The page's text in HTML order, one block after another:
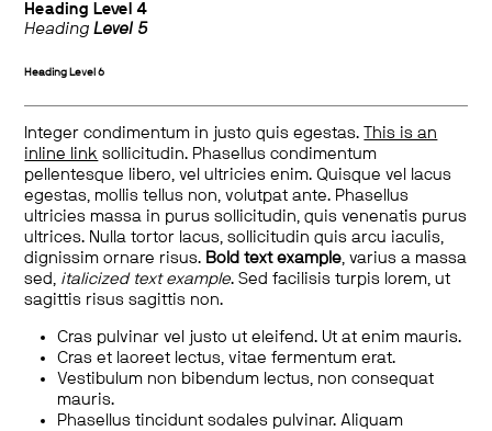
Heading Level 4
HeadingLevel 5
Heading Level 6
Integer condimentum in justo quis egestas.
This is an
inline link sollicitudin. Phasellus condimentum
pellentesque libero, vel ultricies enim. Quisque vel lacus
egestas, mollis tellus non, volutpat ante. Phasellus
ultricies massa in purus sollicitudin, quis venenatis purus
ultrices. Nulla tortor lacus, sollicitudin quis arcu iaculis,
dignissim ornare risus. Bold text example, varius a massa
sed, italicized text example. Sed facilisis turpis lorem, ut
sagittis risus sagittis non.
Cras pulvinar vel justo ut eleifend. Ut at enim mauris.
Cras et laoreet lectus, vitae fermentum erat.
Vestibulum non bibendum lectus, non consequat
mauris.
Phasellus tincidunt sodales pulvinar. Aliquam